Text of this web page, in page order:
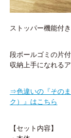
ストッパー機能付
段ボールゴミの片
収納上手になれる
⇒色違いの『その
ク）』はこちら
【セット内容】